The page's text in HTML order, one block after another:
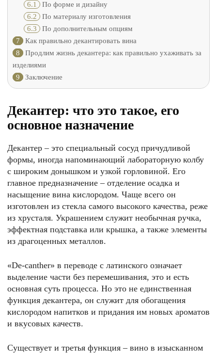
6.1 По форме и дизайну
6.2 По материалу изготовления
6.3 По дополнительным опциям
7
Как правильно декантировать вина
8
Продлим жизнь декантера: как правильно ухаживать за
изделиями
9
Заключение
Декантер: что это такое, его
основное назначение
Декантер – это специальный сосуд причудливой
формы, иногда напоминающий лабораторную колбу
с широким донышком и узкой горловиной. Его
главное предназначение – отделение осадка и
насыщение вина кислородом. Чаще всего он
изготовлен из стекла самого высокого качества, реже
из хрусталя. Украшением служит необычная ручка,
эффектная подставка или крышка, а также элементы
из драгоценных металлов.
«De-canther» в переводе с латинского означает
выделение части без перемешивания, это и есть
основная суть процесса. Но это не единственная
функция декантера, он служит для обогащения
кислородом напитков и придания им новых ароматов
и вкусовых качеств.
Существует и третья функция – вино в изысканном